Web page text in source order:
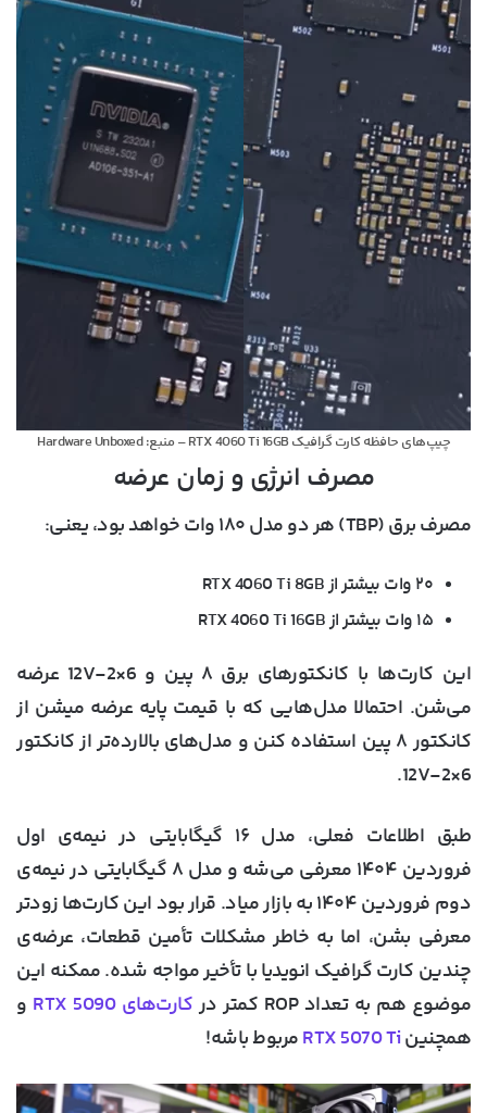
چیپ‌های حافظه کارت گرافیک RTX 4060 Ti 16GB – منبع: Hardware Unboxed
مصرف انرژی و زمان عرضه
مصرف برق (TBP) هر دو مدل ۱۸۰ وات خواهد بود، یعنی:
۲۰ وات بیشتر از RTX 4060 Ti 8GB
۱۵ وات بیشتر از RTX 4060 Ti 16GB
این کارت‌ها با کانکتورهای برق ۸ پین و 12V-2×6
عرضه
می‌شن. احتمالا مدل‌هایی که با قیمت پایه عرضه میشن از
کانکتور ۸ پین استفاده کنن و مدل‌های بالارده‌تر از کانکتور
12V-2×6
.
طبق اطلاعات فعلی، مدل
۱۶ گیگابایتی در نیمه‌ی اول
فروردین ۱۴۰۴
معرفی می‌شه و مدل
۸ گیگابایتی در نیمه‌ی
دوم فروردین ۱۴۰۴
به بازار میاد. قرار بود این کارت‌ها زودتر
معرفی بشن، اما به خاطر مشکلات تأمین قطعات، عرضه‌ی
چندین کارت گرافیک انویدیا با تأخیر مواجه شده. ممکنه این
موضوع هم به تعداد ROP کمتر در
کارت‌های RTX 5090
و
همچنینRTX 5070 Tiمربوط باشه!